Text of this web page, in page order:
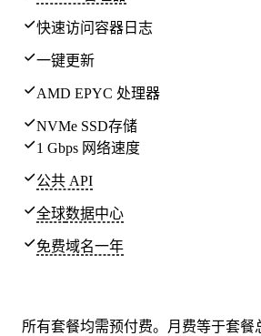
快速访问容器日志
一键更新
AMD EPYC 处理器
NVMe SSD存储
1 Gbps 网络速度
公共 API
全球数据中心
免费域名一年
所有套餐均需预付费。月费等于套餐